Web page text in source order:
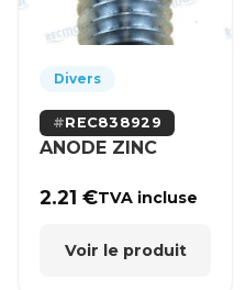
Divers
REC838929
ANODE ZINC
2.21€TVA incluse
Voir le produit